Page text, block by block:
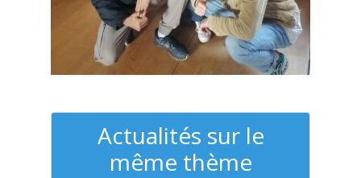
Actualités sur le
même thème